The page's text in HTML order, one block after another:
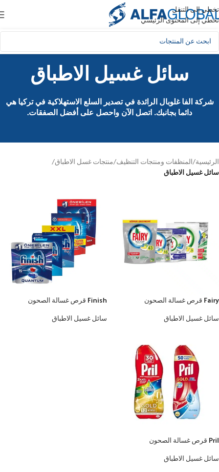
تخطي إلى التنقل
تخطي إلى المحتوى الرئيسي
سائل غسيل الاطباق
شركة الفا غلوبال الرائدة في تصدير السلع الاستهلاكية في تركيا هي
دائما بجانبك. اتصل الآن واحصل على أفضل الصفقات.
الرئيسية/المنظفات ومنتجات التنظيف/منتجات غسل الاطباق/
سائل غسيل الاطباق
Fairy قرص غسالة الصحون
سائل غسيل الاطباق
Finish قرص غسالة الصحون
سائل غسيل الاطباق
Pril قرص غسالة الصحون
سائل غسيل الاطباق